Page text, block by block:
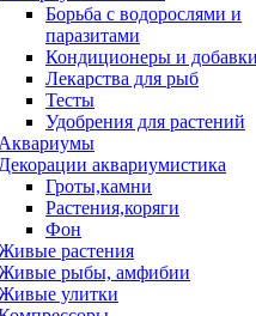
Борьба с водорослями и
паразитами
Кондиционеры и добавки
Лекарства для рыб
Тесты
Удобрения для растений
Аквариумы
Декорации аквариумистика
Гроты,камни
Растения,коряги
Фон
растения
рыбы, амфибии
улитки